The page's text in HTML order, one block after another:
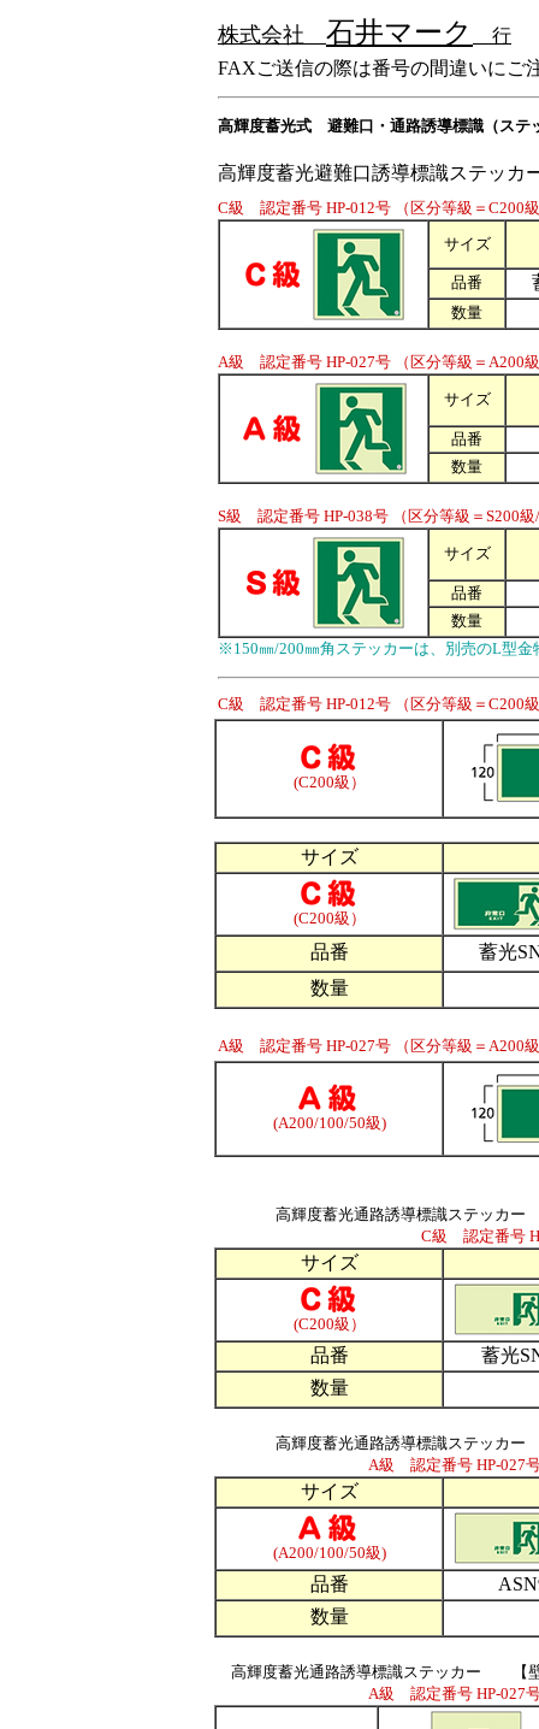
株式会社 石井マーク
行
FAXご送信の際は番号の間違いにご
高輝度蓄光式 避難口・通路誘導標識（ステ
高輝度蓄光避難口誘導標識ステッ
C級 認定番号 HP-012号 （区分等級＝C200
サイズ
品番
数量
A級 認定番号 HP-027号 （区分等級＝A200
サイズ
品番
数量
S級 認定番号 HP-038号 （区分等級＝S200級
サイズ
品番
数量
※150㎜/200㎜角ステッカーは、別売のL型
C級 認定番号 HP-012号 （区分等級＝C200
(C200級）
サイズ
(C200級）
品番
蓄光
数量
A級 認定番号 HP-027号 （区分等級＝A200
(A200/100/50級)
高輝度蓄光通路誘導標識ステッカ
C級 認定番号
サイズ
(C200級）
品番
蓄光
数量
高輝度蓄光通路誘導標識ステッカ
A級 認定番号 HP-027
サイズ
(A200/100/50級)
品番
数量
高輝度蓄光通路誘導標識ステッカー 【
A級 認定番号 HP-027